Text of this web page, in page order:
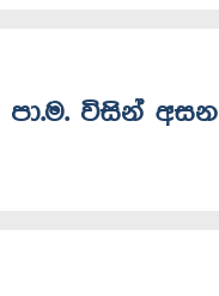
පා.ම. විසින් අසන